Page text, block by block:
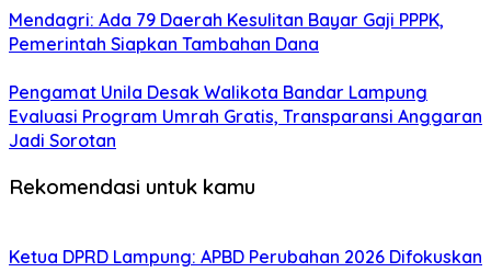
Mendagri: Ada 79 Daerah Kesulitan Bayar Gaji PPPK,
Pemerintah Siapkan Tambahan Dana
Pengamat Unila Desak Walikota Bandar Lampung
Evaluasi Program Umrah Gratis, Transparansi Anggaran
Jadi Sorotan
Rekomendasi untuk kamu
Ketua DPRD Lampung: APBD Perubahan 2026 Difokuskan